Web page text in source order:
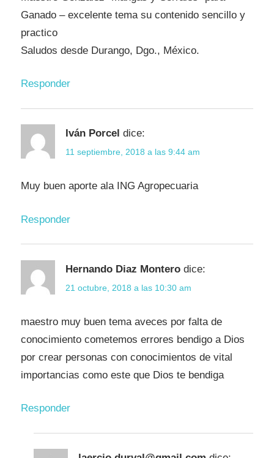
Ganado – excelente tema su contenido sencillo y
practico
Saludos desde Durango, Dgo., México.
Responder
Iván Porcel dice:
11 septiembre, 2018 a las 9:44 am
Muy buen aporte ala ING Agropecuaria
Responder
Hernando Diaz Montero dice:
21 octubre, 2018 a las 10:30 am
maestro muy buen tema aveces por falta de
conocimiento cometemos errores bendigo a Dios
por crear personas con conocimientos de vital
importancias como este que Dios te bendiga
Responder